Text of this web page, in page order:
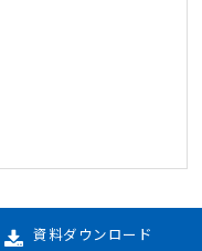
資料ダウンロード